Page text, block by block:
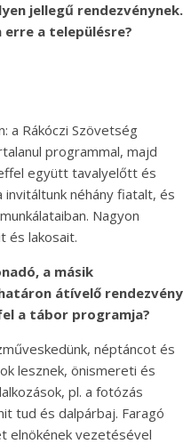
jellegű rendezvénynek.
a településre?
a Rákóczi Szövetség
programmal, majd
együtt tavalyelőtt és
néhány fiatalt, és
Nagyon
és lakosait.
a másik
átívelő rendezvény
a tábor programja?
néptáncot és
lesznek, önismereti és
pl. a fotózás
tud és dalpárbaj. Faragó
elnökének vezetésével